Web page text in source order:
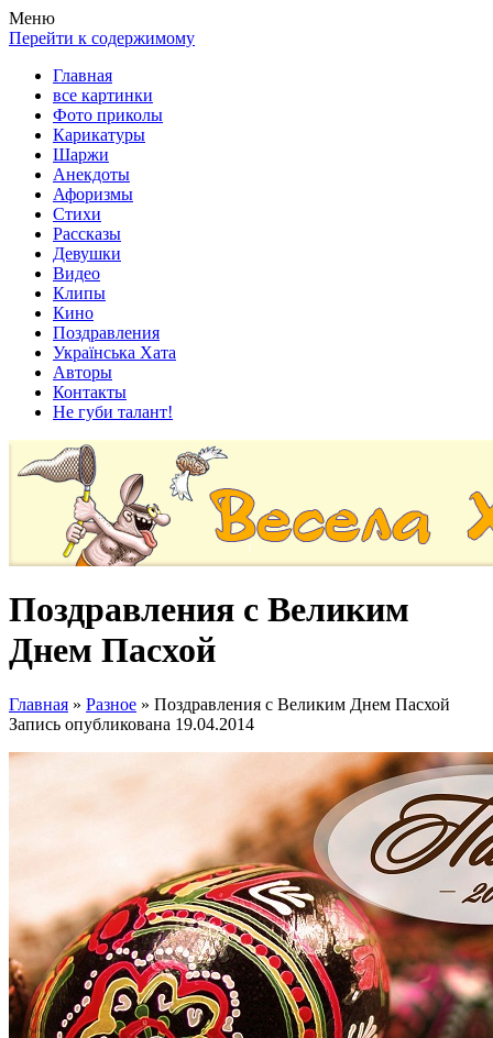
Весела хата — прикольные картинки, смешные истории,
клипы!
Покажем всем ваши фото приколы, карикатуры, шаржи, стихи,
рассказы, видео и песни!
Меню
Перейти к содержимому
Главная
все картинки
Фото приколы
Карикатуры
Шаржи
Анекдоты
Афоризмы
Стихи
Рассказы
Девушки
Видео
Клипы
Кино
Поздравления
Українська Хата
Авторы
Контакты
Не губи талант!
Поздравления с Великим
Днем Пасхой
Главная » Разное » Поздравления с Великим Днем Пасхой
Запись опубликована 19.04.2014